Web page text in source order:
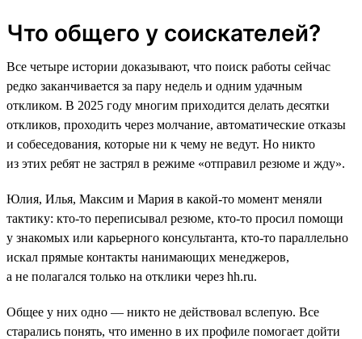
Что общего у соискателей?
Все четыре истории доказывают, что поиск работы сейчас
редко заканчивается за пару недель и одним удачным
откликом. В 2025 году многим приходится делать десятки
откликов, проходить через молчание, автоматические отказы
и собеседования, которые ни к чему не ведут. Но никто
из этих ребят не застрял в режиме «отправил резюме и жду».
Юлия, Илья, Максим и Мария в какой-то момент меняли
тактику: кто-то переписывал резюме, кто-то просил помощи
у знакомых или карьерного консультанта, кто-то параллельно
искал прямые контакты нанимающих менеджеров,
а не полагался только на отклики через hh.ru.
Общее у них одно — никто не действовал вслепую. Все
старались понять, что именно в их профиле помогает дойти